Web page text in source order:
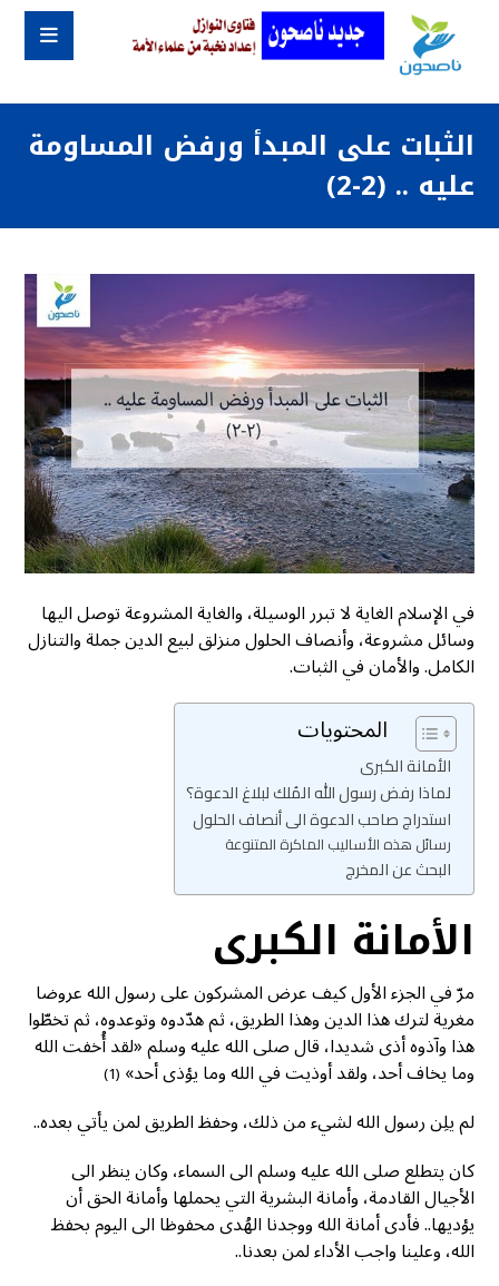
الثبات على المبدأ ورفض المساومة
عليه .. (2-2)
في الإسلام الغاية لا تبرر الوسيلة، والغاية المشروعة توصل اليها
وسائل مشروعة، وأنصاف الحلول منزلق لبيع الدين جملة والتنازل
الكامل. والأمان في الثبات.
المحتويات
الأمانة الكبرى
لماذا رفض رسول الله المُلك لبلاغ الدعوة؟
استدراج صاحب الدعوة الى أنصاف الحلول
رسائل هذه الأساليب الماكرة المتنوعة
البحث عن المخرج
الأمانة الكبرى
مرّ في الجزء الأول كيف عرض المشركون على رسول الله عروضا
مغرية لترك هذا الدين وهذا الطريق، ثم هدّدوه وتوعدوه، ثم تخطّوا
هذا وآذوه أذى شديدا، قال صلى الله عليه وسلم «لقد أُخفت الله
وما يخاف أحد، ولقد أوذيت في الله وما يؤذى أحد» (1)
لم يلِن رسول الله لشيء من ذلك، وحفظ الطريق لمن يأتي بعده..
كان يتطلع صلى الله عليه وسلم الى السماء، وكان ينظر الى
الأجيال القادمة، وأمانة البشرية التي يحملها وأمانة الحق أن
يؤديها.. فأدى أمانة الله ووجدنا الهُدى محفوظا الى اليوم بحفظ
الله، وعلينا واجب الأداء لمن بعدنا..